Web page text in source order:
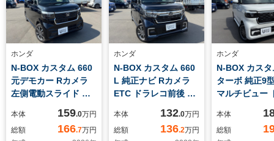
ホンダ
N-BOX カスタム 660
元デモカー Rカメラ
左側電動スライド シ
本体 159.0万円
総額
166.7万円
ホンダ
N-BOX カスタム 660
L 純正ナビ Rカメラ
ETC ドラレコ前後 両
本体 132.0万円
総額
136.2万円
ホンダ
N-BOX カス
ターボ 純正9
マルチビュー
スライド
本体
総額